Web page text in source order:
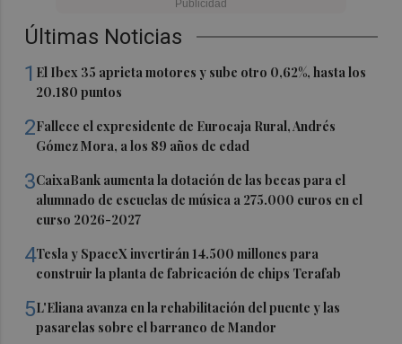
Últimas Noticias
1 El Ibex 35 aprieta motores y sube otro 0,62%, hasta los
20.180 puntos
2Fallece el expresidente de Eurocaja Rural, Andrés
Gómez Mora, a los 89 años de edad
3CaixaBank aumenta la dotación de las becas para el
alumnado de escuelas de música a 275.000 euros en el
curso 2026-2027
4Tesla y SpaceX invertirán 14.500 millones para
construir la planta de fabricación de chips Terafab
5L'Eliana avanza en la rehabilitación del puente y las
pasarelas sobre el barranco de Mandor